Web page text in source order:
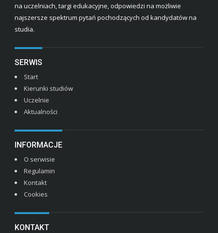
na uczelniach, targi edukacyjne, odpowiedzi na możliwie
najszersze spektrum pytań pochodzących od kandydatów na
studia.
SERWIS
Start
Kierunki studiów
Uczelnie
Aktualności
INFORMACJE
O serwisie
Regulamin
Kontakt
Cookies
KONTAKT